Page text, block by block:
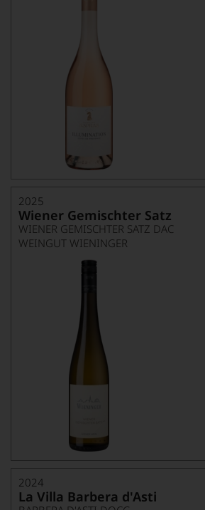
2025
Wiener Gemischter Satz
WIENER GEMISCHTER SATZ DAC
WEINGUT WIENINGER
2024
La Villa Barbera d'Asti